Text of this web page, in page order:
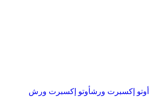
أوتو إكسبرت ورشأوتو إكسبرت ورش